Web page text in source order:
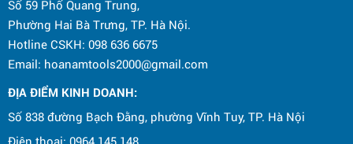
Số 59 Phố Quang Trung,
Phường Hai Bà Trưng, TP. Hà Nội.
Hotline CSKH: 098 636 6675
Email: hoanamtools2000@gmail.com
ĐỊA ĐIỂM KINH DOANH:
Số 838 đường Bạch Đằng, phường Vĩnh Tuy, TP. Hà Nội